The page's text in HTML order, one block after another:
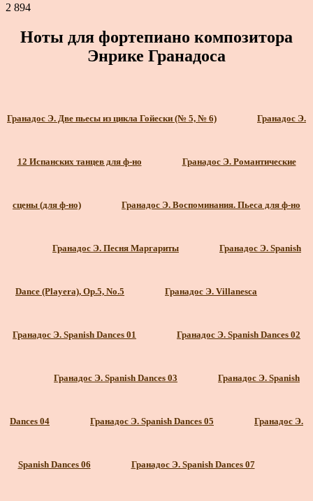
2 894
Ноты для фортепиано композитора
Энрике Гранадоса
Гранадос Э. Две пьесы из цикла Гойески (№ 5, № 6) Гранадос Э.
12 Испанских танцев для ф-но Гранадос Э. Романтические
сцены (для ф-но) Гранадос Э. Воспоминания. Пьеса для ф-но
Гранадос Э. Песня Маргариты Гранадос Э. Spanish
Dance (Playera), Op.5, No.5 Гранадос Э. Villanesca
Гранадос Э. Spanish Dances 01 Гранадос Э. Spanish Dances 02
Гранадос Э. Spanish Dances 03 Гранадос Э. Spanish
Dances 04 Гранадос Э. Spanish Dances 05 Гранадос Э.
Spanish Dances 06 Гранадос Э. Spanish Dances 07